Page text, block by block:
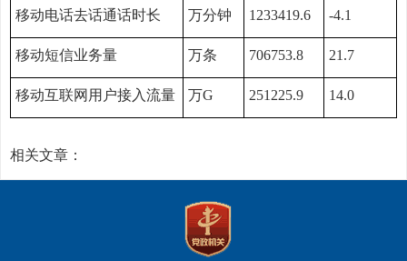
移动电话去话通话时长 万分钟 1233419.6 -4.1
移动短信业务量 万条 706753.8 21.7
移动互联网用户接入流量 万G 251225.9 14.0
相关文章：